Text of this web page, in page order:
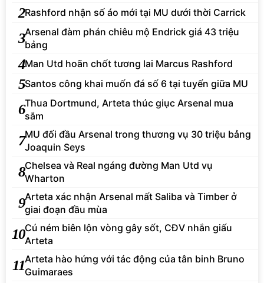
2Rashford nhận số áo mới tại MU dưới thời Carrick
3Arsenal đàm phán chiêu mộ Endrick giá 43 triệu
bảng
4Man Utd hoãn chốt tương lai Marcus Rashford
5Santos công khai muốn đá số 6 tại tuyến giữa MU
6Thua Dortmund, Arteta thúc giục Arsenal mua
sắm
7MU đối đầu Arsenal trong thương vụ 30 triệu bảng
Joaquin Seys
8Chelsea và Real ngáng đường Man Utd vụ
Wharton
9Arteta xác nhận Arsenal mất Saliba và Timber ở
giai đoạn đầu mùa
10Cú ném biên lộn vòng gây sốt, CĐV nhắn giấu
Arteta
11Arteta hào hứng với tác động của tân binh Bruno
Guimaraes